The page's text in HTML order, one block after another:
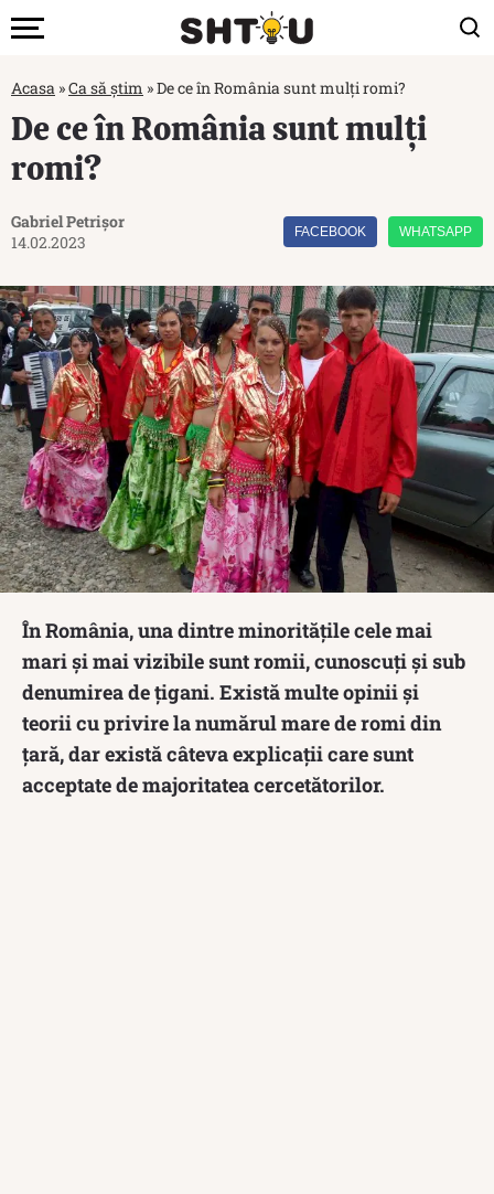
Acasa »Ca să știm »De ce în România sunt mulți romi?
De ce în România sunt mulți
romi?
Gabriel Petrișor
14.02.2023
FACEBOOK WHATSAPP
În România, una dintre minoritățile cele mai
mari și mai vizibile sunt romii, cunoscuți și sub
denumirea de țigani. Există multe opinii și
teorii cu privire la numărul mare de romi din
țară, dar există câteva explicații care sunt
acceptate de majoritatea cercetătorilor.